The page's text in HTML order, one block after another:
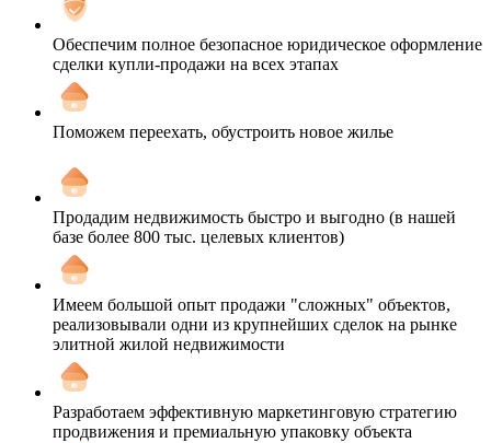
Обеспечим полное безопасное юридическое оформление
сделки купли-продажи на всех этапах
Поможем переехать, обустроить новое жилье
Продадим недвижимость быстро и выгодно (в нашей
базе более 800 тыс. целевых клиентов)
Имеем большой опыт продажи "сложных" объектов,
реализовывали одни из крупнейших сделок на рынке
элитной жилой недвижимости
Разработаем эффективную маркетинговую стратегию
продвижения и премиальную упаковку объекта